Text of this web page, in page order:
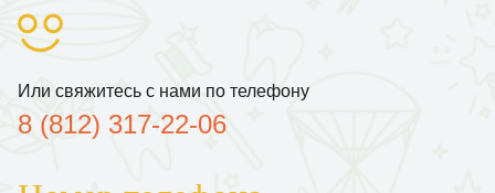
Или свяжитесь с нами по телефону
8 (812) 317-22-06